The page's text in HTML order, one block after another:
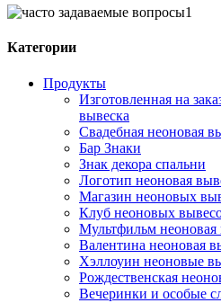
Категории
Продукты
Изготовленная на
вывеска
Свадебная неоновая
Бар Знаки
Знак декора спальни
Логотип неоновая
Магазин неоновых
Клуб неоновых
Мультфильм неоновая
Валентина неоновая
Хэллоуин неоновые
Рождественская
Вечеринки и особые